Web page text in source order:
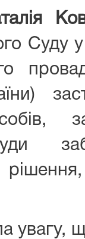
Суду
увагу,